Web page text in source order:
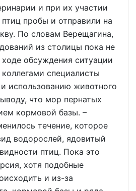
и при их участии
пробы и отправили на
По словам Верещагина,
из столицы пока не
обсуждения ситуации
специалисты
использованию животного
что мор пернатых
кормовой базы. –
течение, которое
водорослей, ядовитый
птиц. Пока это
хотя подобные
и из-за